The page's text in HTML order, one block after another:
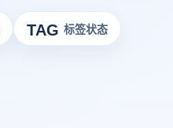
TAG 标签状态